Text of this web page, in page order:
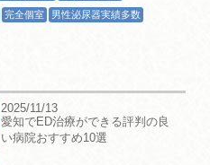
完全個室 男性泌尿器実績多数
2025/11/13
愛知でED治療ができる評判の良
い病院おすすめ10選